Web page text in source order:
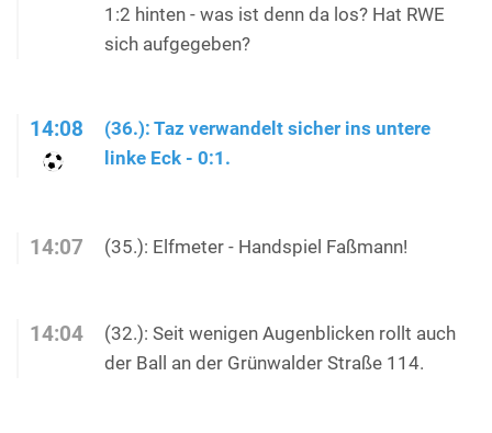
1:2 hinten - was ist denn da los? Hat RWE
sich aufgegeben?
14:08
(36.): Taz verwandelt sicher ins untere
linke Eck - 0:1.
14:07 (35.): Elfmeter - Handspiel Faßmann!
14:04
(32.): Seit wenigen Augenblicken rollt auch
der Ball an der Grünwalder Straße 114.